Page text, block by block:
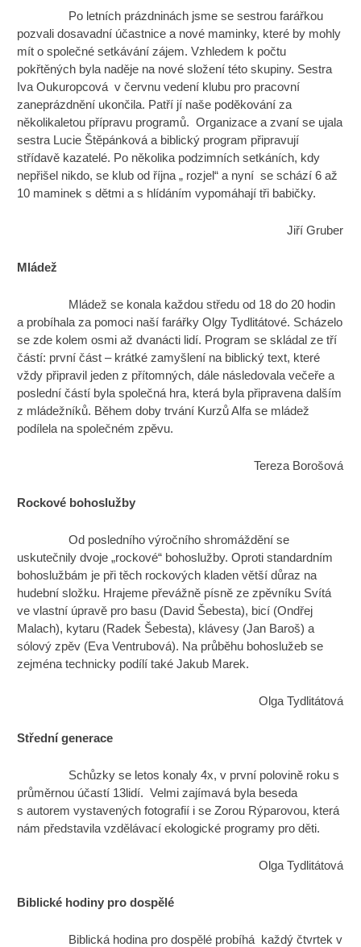
Po letních prázdninách jsme se sestrou farářkou
pozvali dosavadní účastnice a nové maminky, které by mohly
mít o společné setkávání zájem. Vzhledem k počtu
pokřtěných byla naděje na nové složení této skupiny. Sestra
Iva Oukuropcová v červnu vedení klubu pro pracovní
zaneprázdnění ukončila. Patří jí naše poděkování za
několikaletou přípravu programů. Organizace a zvaní se ujala
sestra Lucie Štěpánková a biblický program připravují
střídavě kazatelé. Po několika podzimních setkáních, kdy
nepřišel nikdo, se klub od října „ rozjel“ a nyní se schází 6 až
10 maminek s dětmi a s hlídáním vypomáhají tři babičky.
Jiří Gruber
Mládež
Mládež se konala každou středu od 18 do 20 hodin
a probíhala za pomoci naší farářky Olgy Tydlitátové. Scházelo
se zde kolem osmi až dvanácti lidí. Program se skládal ze tří
částí: první část – krátké zamyšlení na biblický text, které
vždy připravil jeden z přítomných, dále následovala večeře a
poslední částí byla společná hra, která byla připravena dalším
z mládežníků. Během doby trvání Kurzů Alfa se mládež
podílela na společném zpěvu.
Tereza Borošová
Rockové bohoslužby
Od posledního výročního shromáždění se
uskutečnily dvoje „rockové“ bohoslužby. Oproti standardním
bohoslužbám je při těch rockových kladen větší důraz na
hudební složku. Hrajeme převážně písně ze zpěvníku Svítá
ve vlastní úpravě pro basu (David Šebesta), bicí (Ondřej
Malach), kytaru (Radek Šebesta), klávesy (Jan Baroš) a
sólový zpěv (Eva Ventrubová). Na průběhu bohoslužeb se
zejména technicky podílí také Jakub Marek.
Olga Tydlitátová
Střední generace
Schůzky se letos konaly 4x, v první polovině roku s
průměrnou účastí 13lidí. Velmi zajímavá byla beseda
s autorem vystavených fotografií i se Zorou Rýparovou, která
nám představila vzdělávací ekologické programy pro děti.
Olga Tydlitátová
Biblické hodiny pro dospělé
Biblická hodina pro dospělé probíhá každý čtvrtek v